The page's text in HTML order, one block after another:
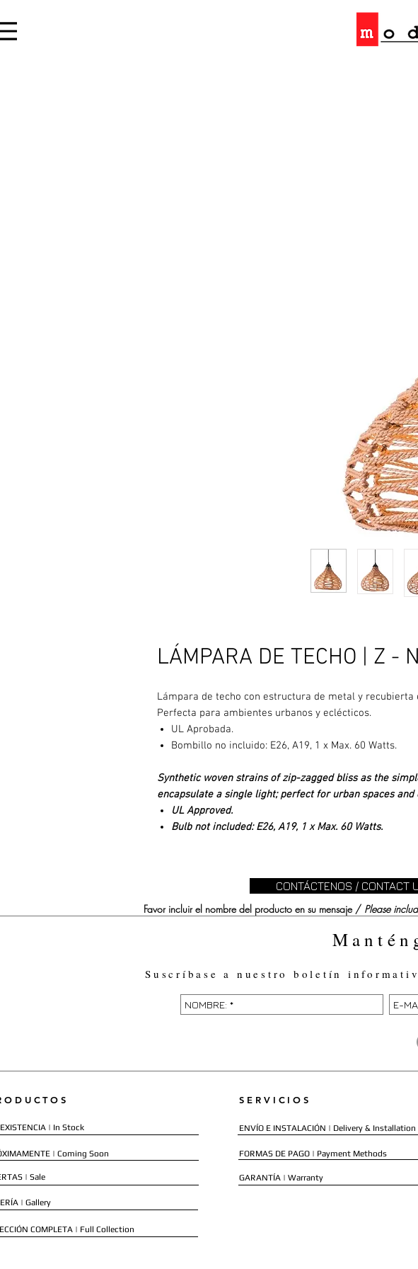
LÁMPARA DE TECHO | Z -
Lámpara de techo con estructura de metal y
Perfecta para ambientes urbanos y eclécticos.
UL Aprobada.
Bombillo no incluido: E26, A19, 1 x Max. 60 Watts.
Synthetic woven strains of zip-zagged bliss as the
encapsulate a single light; perfect for urban spaces and
UL Approved.
Bulb not included: E26, A19, 1 x Max. 60 Watts.
CONTÁCTENOS / CONTACT
Favor incluir el nombre del producto en su mensaje / Please
Suscríbase a nuestro boletín
| In Stock
| Coming Soon
| Sale
| Gallery
COMPLETA | Full Collection
SERVICIOS
ENVÍO E INSTALACIÓN | Delivery & Installation
FORMAS DE PAGO | Payment Methods
GARANTÍA | Warranty